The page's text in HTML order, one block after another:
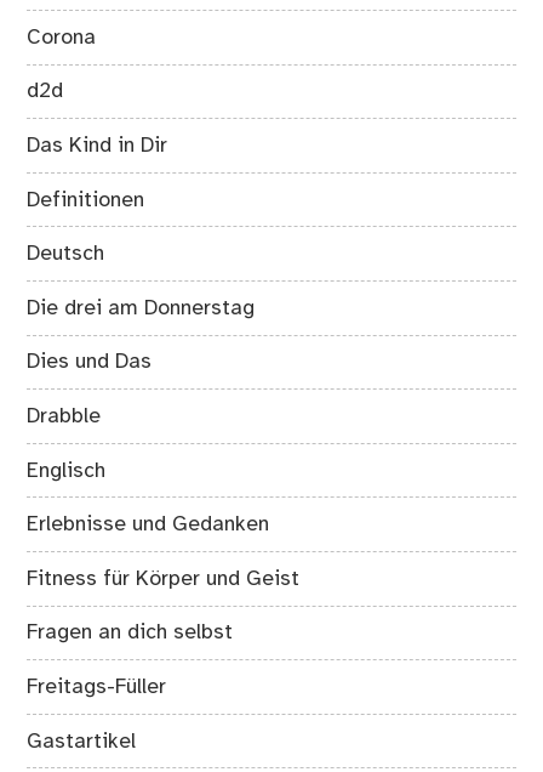
Corona
d2d
Das Kind in Dir
Definitionen
Deutsch
Die drei am Donnerstag
Dies und Das
Drabble
Englisch
Erlebnisse und Gedanken
Fitness für Körper und Geist
Fragen an dich selbst
Freitags-Füller
Gastartikel